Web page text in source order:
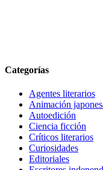
Categorías
Agentes literarios
Animación
Autoedición
Ciencia ficción
Críticos literarios
Curiosidades
Editoriales